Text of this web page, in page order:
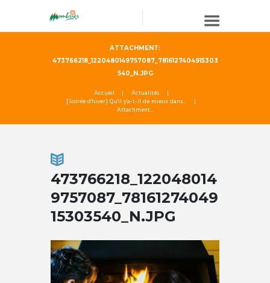
ATTACHMENT:
473766218_1220480149757087_7816127404915303
540_N.JPG
Accueil
Actualités
[Soirée d'hiver] Qu'il y'a-t-il de mieux dans...
Attachment...
473766218_122048014
9757087_78161274049
15303540_N.JPG